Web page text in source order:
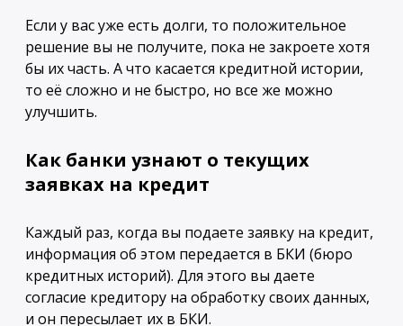
Если у вас уже есть долги, то положительное
решение вы не получите, пока не закроете хотя
бы их часть. А что касается кредитной истории,
то её сложно и не быстро, но все же можно
улучшить.
Как банки узнают о текущих
заявках на кредит
Каждый раз, когда вы подаете заявку на кредит,
информация об этом передается в БКИ (бюро
кредитных историй). Для этого вы даете
согласие кредитору на обработку своих данных,
и он пересылает их в БКИ.